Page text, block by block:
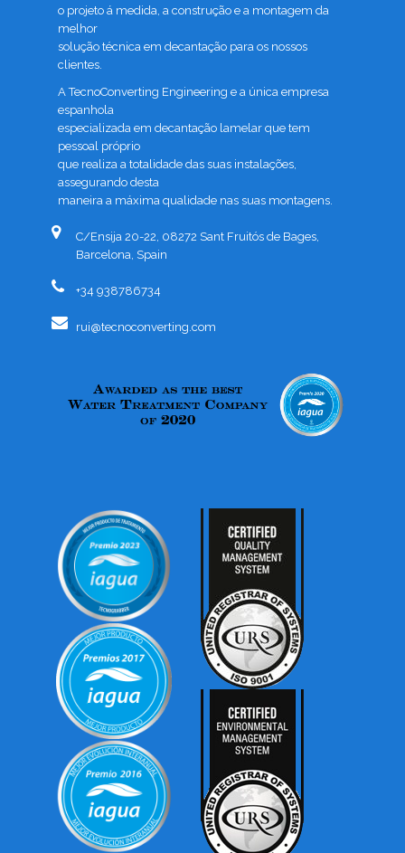
o projeto á medida, a construção e a montagem da
melhor
solução técnica em decantação para os nossos
clientes.
A TecnoConverting Engineering e a única empresa
espanhola
especializada em decantação lamelar que tem
pessoal próprio
que realiza a totalidade das suas instalações,
assegurando desta
maneira a máxima qualidade nas suas montagens.
C/Ensija 20-22, 08272 Sant Fruitós de Bages,
Barcelona, Spain
+34 938786734
rui@tecnoconverting.com